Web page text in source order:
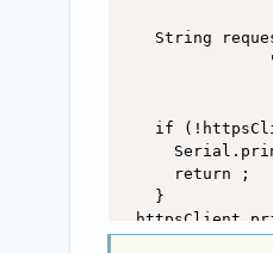
String
if
      return ;
    }